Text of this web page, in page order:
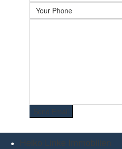
Heiko Linke Immobilien